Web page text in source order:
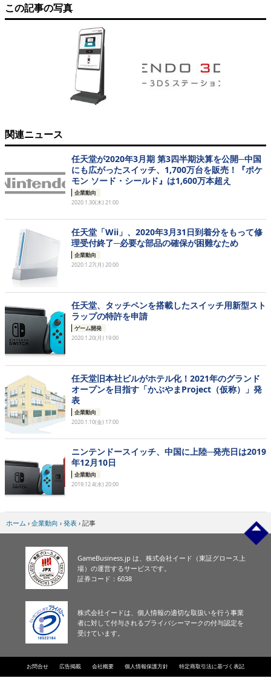
この記事の写真
関連ニュース
任天堂が2020年3月期 第3四半期決算を公開─中国
にも広がったスイッチ、1,700万台を販売！『ポケ
モン ソード・シールド』は1,600万本超え
企業動向
2020.1.30(木) 21:00
任天堂「Wii」、2020年3月31日到着分をもって修
理受付終了─必要な部品の確保が困難なため
企業動向
2020.1.27(月) 20:00
任天堂、タッチペンを搭載したスイッチ用新型スト
ラップの特許を申請
ゲーム開発
2020.1.20(月) 19:00
任天堂旧本社ビルがホテル化！2021年のグランド
オープンを目指す「かぶやまProject（仮称）」発
表
企業動向
2020.1.10(金) 17:00
ニンテンドースイッチ、中国に上陸─発売日は2019
年12月10日
企業動向
2019.12.4(水) 20:00
ホーム › 企業動向 › 発表 › 記事
GameBusiness.jp は、株式会社イード（東証グロース上
場）の運営するサービスです。
証券コード：6038
株式会社イードは、個人情報の適切な取扱いを行う事業
者に対して付与されるプライバシーマークの付与認定を
受けています。
お問合せ 広告掲載 会社概要 個人情報保護方針 特定商取引法に基づく表記